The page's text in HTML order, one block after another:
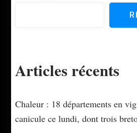
Articles récents
Chaleur : 18 départements en
canicule ce lundi, dont trois